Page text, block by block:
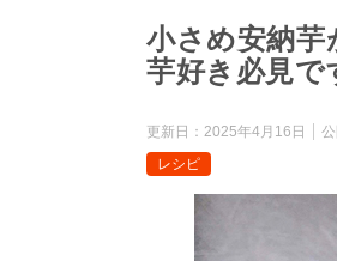
小さめ安納芋
芋好き必見で
更新日： 2025年4月16日 公
レシピ